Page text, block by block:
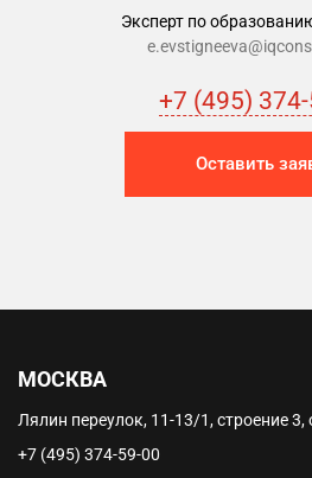
Эксперт по
+7 (495)
Оставить
МОСКВА
Лялин переулок, 11-13/1, строение 3,
+7 (495) 374-59-00